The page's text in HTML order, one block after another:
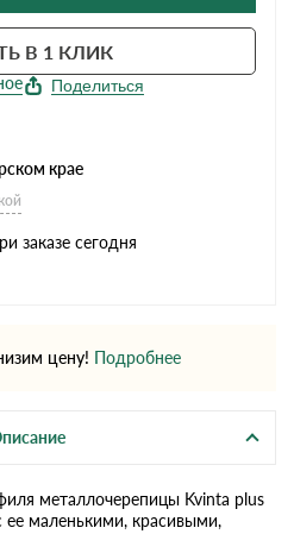
В 1 КЛИК
Поделиться
крае
заказе сегодня
цену! Подробнее
металлочерепицы Kvinta plus
ее маленькими, красивыми,